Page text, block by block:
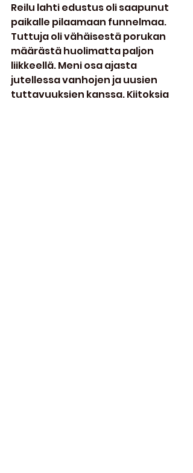
Reilu lahti edustus oli saapunut
paikalle pilaamaan funnelmaa.
Tuttuja oli vähäisestä porukan
määrästä huolimatta paljon
liikkeellä. Meni osa ajasta
jutellessa vanhojen ja uusien
tuttavuuksien kanssa. Kiitoksia